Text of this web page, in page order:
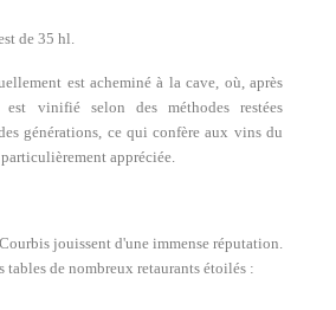
de 35 hl.
est acheminé à la cave, où, après
vinifié selon des méthodes restées
générations, ce qui confère aux vins du
appréciée.
jouissent d'une immense réputation.
tables de nombreux retaurants étoilés :